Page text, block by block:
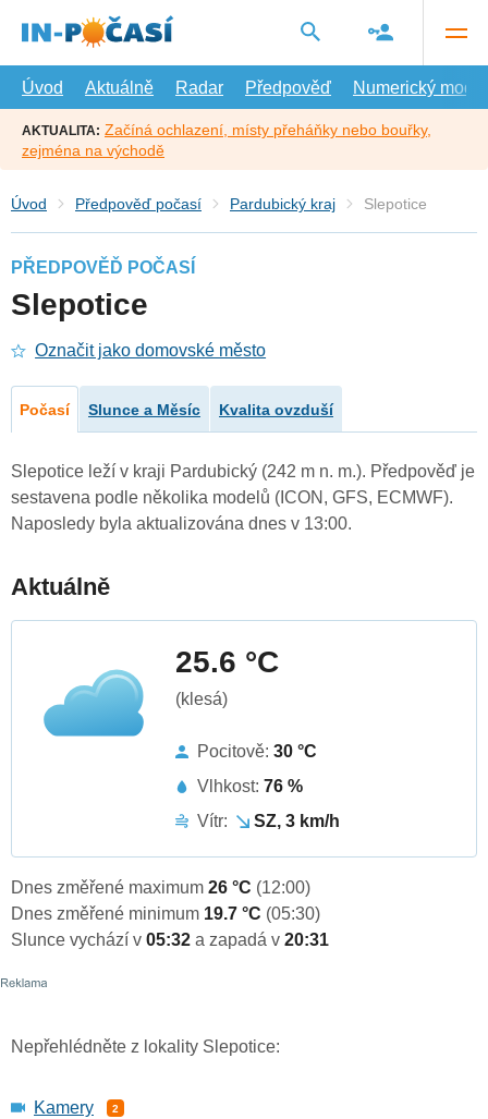
hlavní
Úvod
Aktuálně Radar Předpověď Numerický model
AKTUALITA: Začíná ochlazení, místy přeháňky nebo bouřky,
zejména na východě
Úvod Předpověď počasí Pardubický kraj Slepotice
PŘEDPOVĚĎ POČASÍ
Slepotice
Označit jako domovské město
Počasí Slunce a Měsíc Kvalita ovzduší
Slepotice leží v kraji Pardubický (242 m n. m.). Předpověď je
sestavena podle několika modelů (ICON, GFS, ECMWF).
Naposledy byla aktualizována dnes v 13:00.
Aktuálně
25.6 °C
(klesá)
Pocitově: 30 °C
Vlhkost: 76 %
Vítr:
SZ, 3 km/h
Dnes změřené maximum 26 °C (12:00)
Dnes změřené minimum 19.7 °C (05:30)
Slunce vychází v 05:32 a zapadá v 20:31
Nepřehlédněte z lokality Slepotice:
Kamery 2